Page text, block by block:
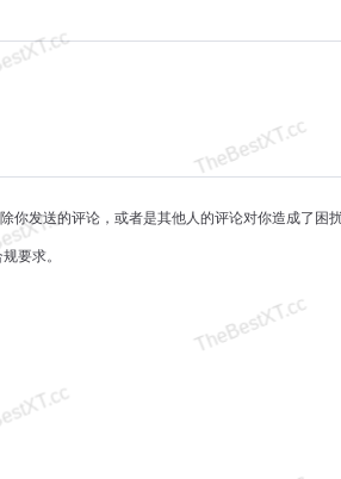
你发送的评论，或者是其他人的评论对你造成了困
要求。